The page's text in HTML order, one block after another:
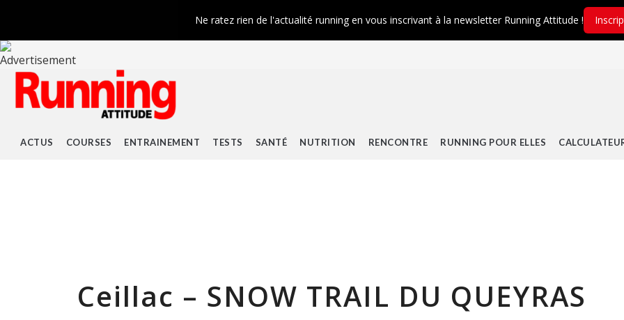
ACTUS COURSES ENTRAINEMENT TESTS SANTÉ NUTRITION RENCONTRE RUNNING POUR ELLES
Ceillac – SNOW TRAIL DU QUEYRAS
Ne ratez rien de l'actualité running en vous inscrivant à la newsletter Running Attitude !